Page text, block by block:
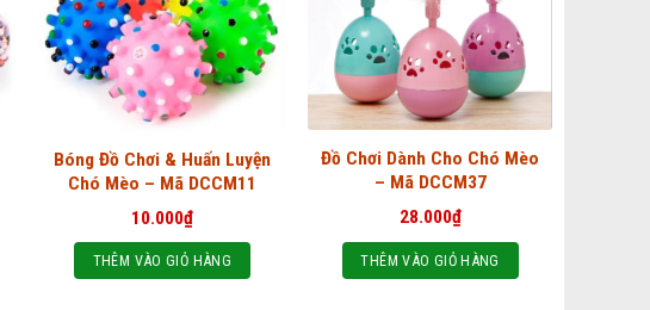
Bóng Đồ Chơi & Huấn Luyện
Chó Mèo – Mã DCCM11
10.000₫
THÊM VÀO GIỎ HÀNG
Đồ Chơi Dành Cho Chó Mèo
– Mã DCCM37
28.000₫
THÊM VÀO GIỎ HÀNG